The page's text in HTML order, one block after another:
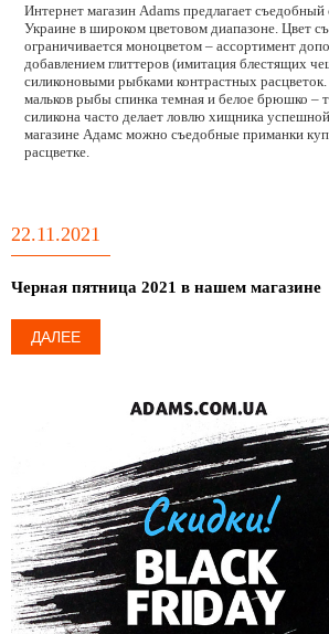
Интернет магазин Adams предлагает съедобный
Украине в широком цветовом диапазоне. Цвет
ограничивается моноцветом – ассортимент
добавлением глиттеров (имитация блестящих
силиконовыми рыбками контрастных
мальков рыбы спинка темная и белое брюшко –
силикона часто делает ловлю хищника
магазине Адамс можно съедобные приманки
расцветке.
22.11.2021
Черная пятница 2021 в нашем магазине
ДАЛЕЕ